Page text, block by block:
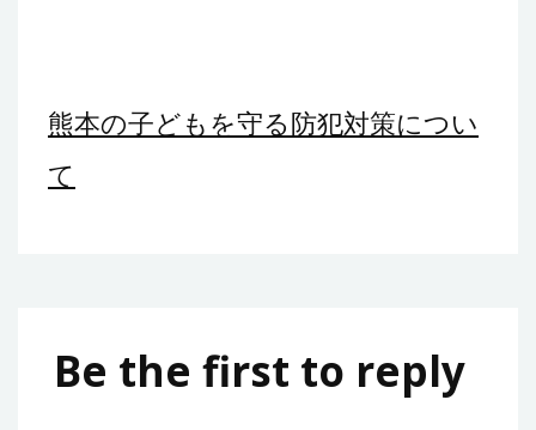
熊本の子どもを守る防犯対策につい
て
Be the first to reply